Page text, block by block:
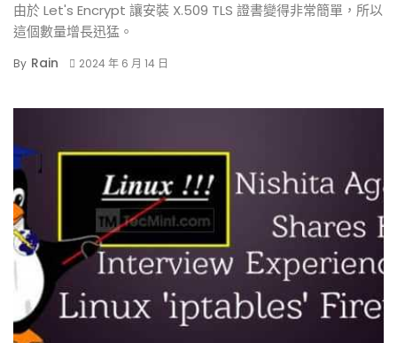
由於 Let's Encrypt 讓安裝 X.509 TLS 證書變得非常簡單，所以
這個數量增長迅猛。
By Rain 2024 年 6 月 14 日